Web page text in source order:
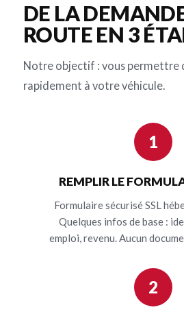
DE LA
ROUTE EN 3
Notre objectif : vous permettre
rapidement à votre véhicule.
1
REMPLIR LE
Formulaire sécurisé SSL
Quelques infos de base :
emploi, revenu. Aucun
2